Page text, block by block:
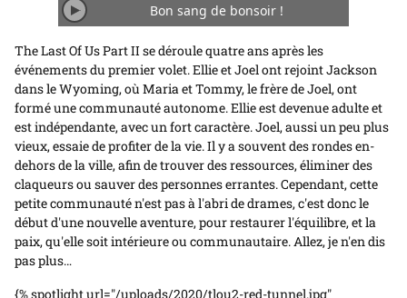
Jouer/Arrêter
l'animation
Bon sang de bonsoir !
The Last Of Us Part II se déroule quatre ans après les
événements du premier volet. Ellie et Joel ont rejoint Jackson
dans le Wyoming, où Maria et Tommy, le frère de Joel, ont
formé une communauté autonome. Ellie est devenue adulte et
est indépendante, avec un fort caractère. Joel, aussi un peu plus
vieux, essaie de profiter de la vie. Il y a souvent des rondes en-
dehors de la ville, afin de trouver des ressources, éliminer des
claqueurs ou sauver des personnes errantes. Cependant, cette
petite communauté n'est pas à l'abri de drames, c'est donc le
début d'une nouvelle aventure, pour restaurer l'équilibre, et la
paix, qu'elle soit intérieure ou communautaire. Allez, je n'en dis
pas plus…
{% spotlight url="/uploads/2020/tlou2-red-tunnel.jpg"